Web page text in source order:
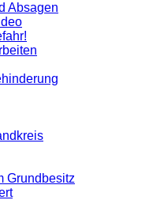
Absagen
Grundbesitz